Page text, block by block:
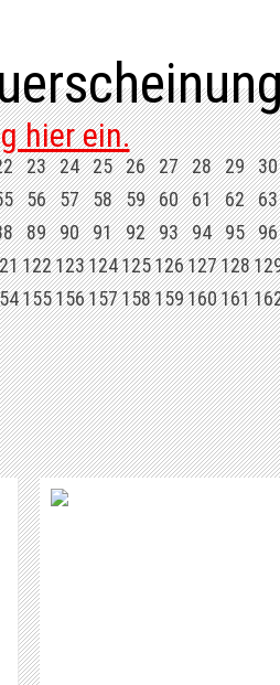
hier ein.
23 24 25 26 27 28 29 30
56 57 58 59 60 61 62 63
89 90 91 92 93 94 95 96
122123124125126127128
155156157158159160161